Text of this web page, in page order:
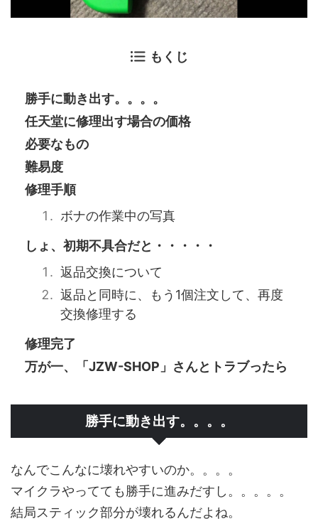
もくじ
勝手に動き出す。。。。
任天堂に修理出す場合の価格
必要なもの
難易度
修理手順
ボナの作業中の写真
しょ、初期不具合だと・・・・・
返品交換について
返品と同時に、もう1個注文して、再度
交換修理する
修理完了
万が一、「JZW-SHOP」さんとトラブったら
勝手に動き出す。。。。
なんでこんなに壊れやすいのか。。。。
マイクラやってても勝手に進みだすし。。。。。
結局スティック部分が壊れるんだよね。